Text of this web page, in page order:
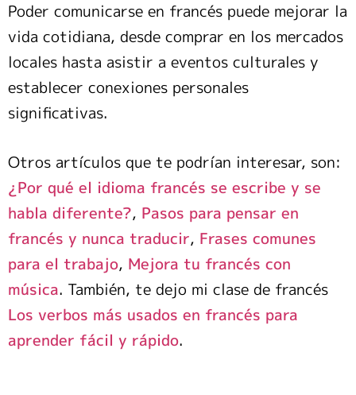
Poder comunicarse en francés puede mejorar la
vida cotidiana, desde comprar en los mercados
locales hasta asistir a eventos culturales y
establecer conexiones personales
significativas.
Otros artículos que te podrían interesar, son:
¿Por qué el idioma francés se escribe y se
habla diferente?, Pasos para pensar en
francés y nunca traducir, Frases comunes
para el trabajo, Mejora tu francés con
música. También, te dejo mi clase de francés
Los verbos más usados en francés para
aprender fácil y rápido.